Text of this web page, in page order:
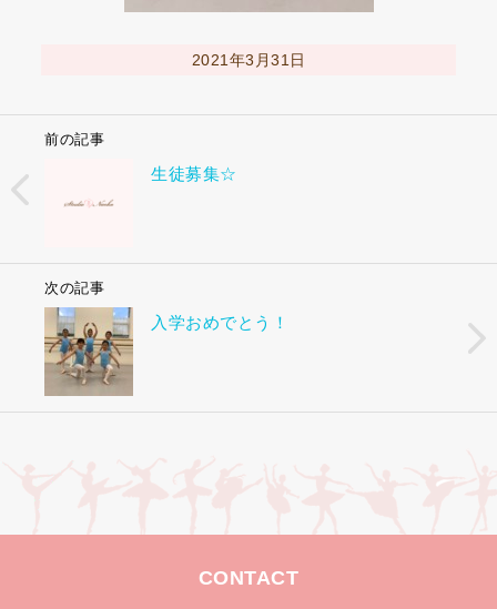
2021年3月31日
前の記事
生徒募集☆
次の記事
入学おめでとう！
CONTACT